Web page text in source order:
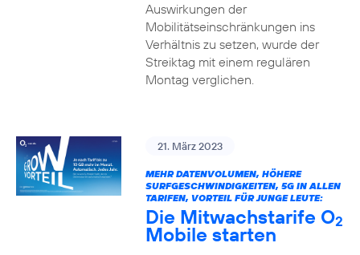
Auswirkungen der
Mobilitätseinschränkungen ins
Verhältnis zu setzen, wurde der
Streiktag mit einem regulären
Montag verglichen.
21. März 2023
MEHR DATENVOLUMEN, HÖHERE
SURFGESCHWINDIGKEITEN, 5G IN ALLEN
TARIFEN, VORTEIL FÜR JUNGE LEUTE:
Die Mitwachstarife O2
Mobile starten